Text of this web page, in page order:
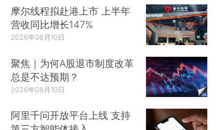
摩尔线程拟赴港上市 上半年
营收同比增长147%
2026年08月10日
聚焦｜为何A股退市制度改革
总是不达预期？
2026年08月10日
阿里千问开放平台上线 支持